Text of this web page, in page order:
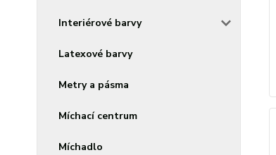
Interiérové barvy
Latexové barvy
Metry a pásma
Míchací centrum
Míchadlo